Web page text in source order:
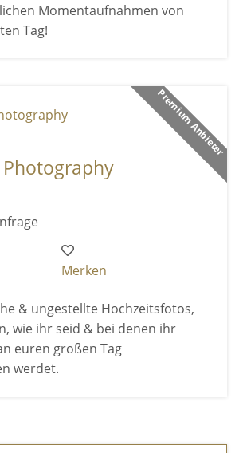
Momentaufnahmen von
Tag!
Premium Anbieter
Merken
& ungestellte Hochzeitsfotos,
wie ihr seid & bei denen ihr
euren großen Tag
werdet.